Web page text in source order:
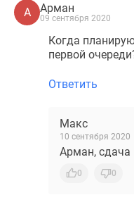
акции
Макс
Рассрочка
А Арман
09 сентября 2020
Когда
первой
Ответить
Макс
10 сентября 2020
Арман, сдача
0 0